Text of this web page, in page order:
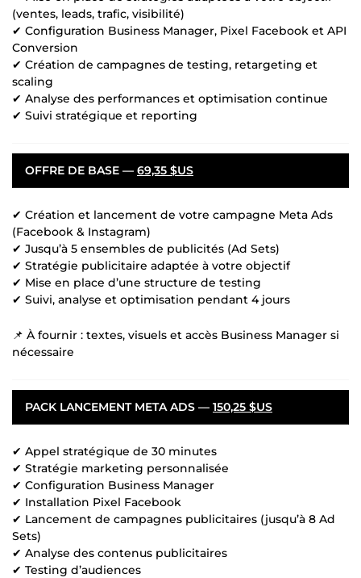
(ventes, leads, trafic, visibilité)
✔ Configuration Business Manager, Pixel Facebook et API
Conversion
✔ Création de campagnes de testing, retargeting et
scaling
✔ Analyse des performances et optimisation continue
✔ Suivi stratégique et reporting
OFFRE DE BASE — 69,35 $US
✔ Création et lancement de votre campagne Meta Ads
(Facebook & Instagram)
✔ Jusqu’à 5 ensembles de publicités (Ad Sets)
✔ Stratégie publicitaire adaptée à votre objectif
✔ Mise en place d’une structure de testing
✔ Suivi, analyse et optimisation pendant 4 jours
📌 À fournir : textes, visuels et accès Business Manager si
nécessaire
PACK LANCEMENT META ADS — 150,25 $US
✔ Appel stratégique de 30 minutes
✔ Stratégie marketing personnalisée
✔ Configuration Business Manager
✔ Installation Pixel Facebook
✔ Lancement de campagnes publicitaires (jusqu’à 8 Ad
Sets)
✔ Analyse des contenus publicitaires
✔ Testing d’audiences